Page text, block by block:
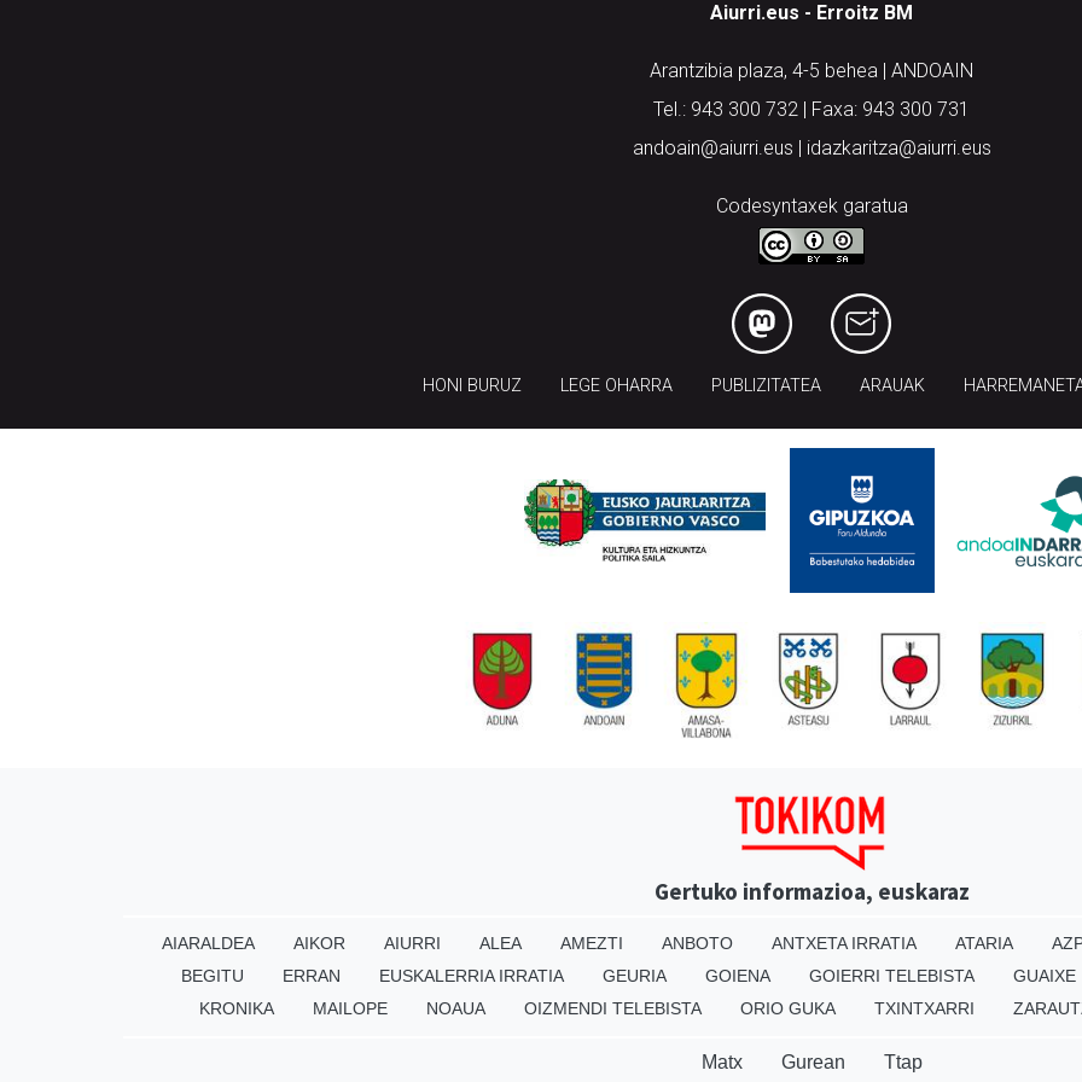
Aiurri.eus - Erroitz BM
Arantzibia plaza, 4-5 behea | ANDOAIN
Tel.: 943 300 732 | Faxa: 943 300 731
andoain@aiurri.eus | idazkaritza@aiurri.eus
Codesyntaxek garatua
HONI BURUZ LEGE OHARRA PUBLIZITATEA ARAUAK
Gertuko informazioa, euskaraz
AIARALDEA AIKOR AIURRI ALEA AMEZTI ANBOTO ANTXETA IRRATIA ATARIA
BEGITU
ERRAN EUSKALERRIA IRRATIA GEURIA GOIENA GOIERRI TELEBISTA GUAIXE
KRONIKA
MAILOPE NOAUA OIZMENDI TELEBISTA ORIO GUKA TXINTXARRI
Matx Gurean Ttap